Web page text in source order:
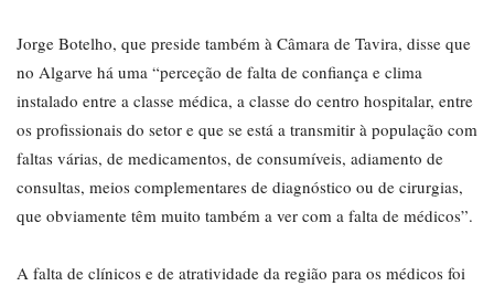
Jorge Botelho, que preside também à Câmara de Tavira, disse que
no Algarve há uma “perceção de falta de confiança e clima
instalado entre a classe médica, a classe do centro hospitalar, entre
os profissionais do setor e que se está a transmitir à população com
faltas várias, de medicamentos, de consumíveis, adiamento de
consultas, meios complementares de diagnóstico ou de cirurgias,
que obviamente têm muito também a ver com a falta de médicos”.
A falta de clínicos e de atratividade da região para os médicos foi